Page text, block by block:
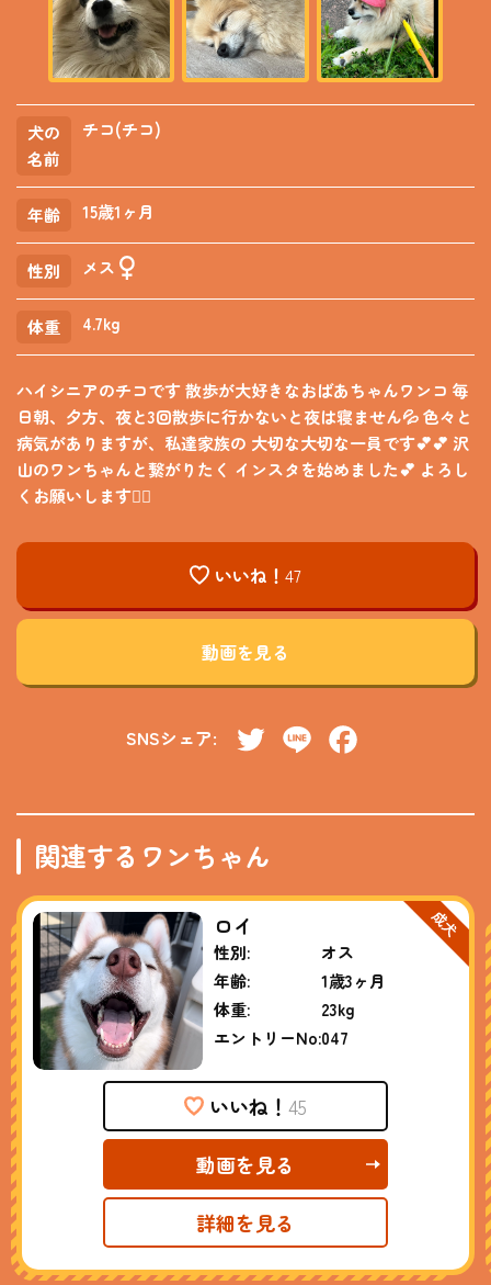
犬の
名前
チコ(チコ)
年齢 15歳1ヶ月
性別 メス
体重 4.7kg
ハイシニアのチコです 散歩が大好きなおばあちゃんワンコ 毎
日朝、夕方、夜と3回散歩に行かないと夜は寝ません💦 色々と
病気がありますが、私達家族の 大切な大切な一員です💕💕 沢
山のワンちゃんと繋がりたく インスタを始めました💕 よろし
くお願いします🙇‍♀️
いいね！ 47
動画を見る
SNSシェア: TwitterLine
関連するワンちゃん
ロイ
性別:
オス
年齢:
1歳3ヶ月
体重:
23kg
エントリーNo:047
いいね！ 45
動画を見る
詳細を見る